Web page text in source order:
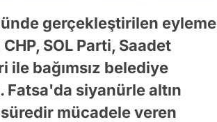
gerçekleştirilen eyleme
SOL Parti, Saadet
bağımsız belediye
Fatsa'da siyanürle altın
mücadele veren